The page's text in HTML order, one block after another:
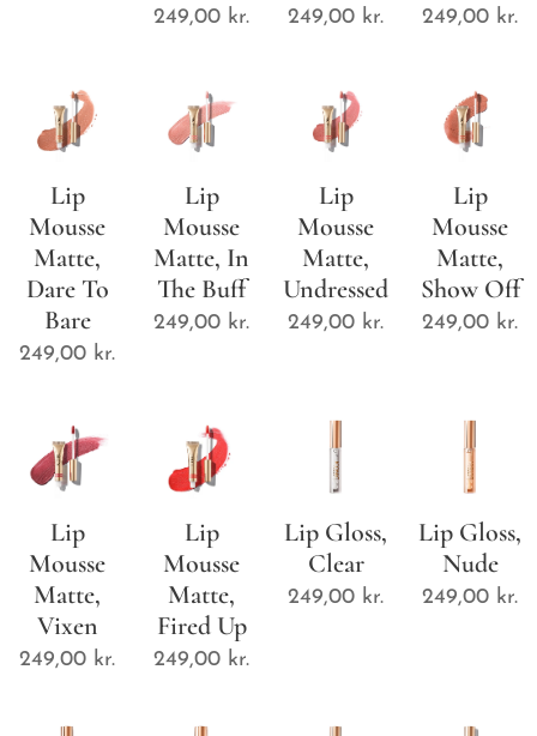
249,00 kr. 249,00 kr. 249,00 kr.
Lip
Mousse
Matte,
Dare To
Bare
249,00 kr.
Lip
Mousse
Matte, In
The Buff
249,00 kr.
Lip
Mousse
Matte,
Undressed
249,00 kr.
Lip
Mousse
Matte,
Show Off
249,00 kr.
Lip
Mousse
Matte,
Vixen
249,00 kr.
Lip
Mousse
Matte,
Fired Up
249,00 kr.
Lip Gloss,
Clear
249,00 kr.
Lip Gloss,
Nude
249,00 kr.